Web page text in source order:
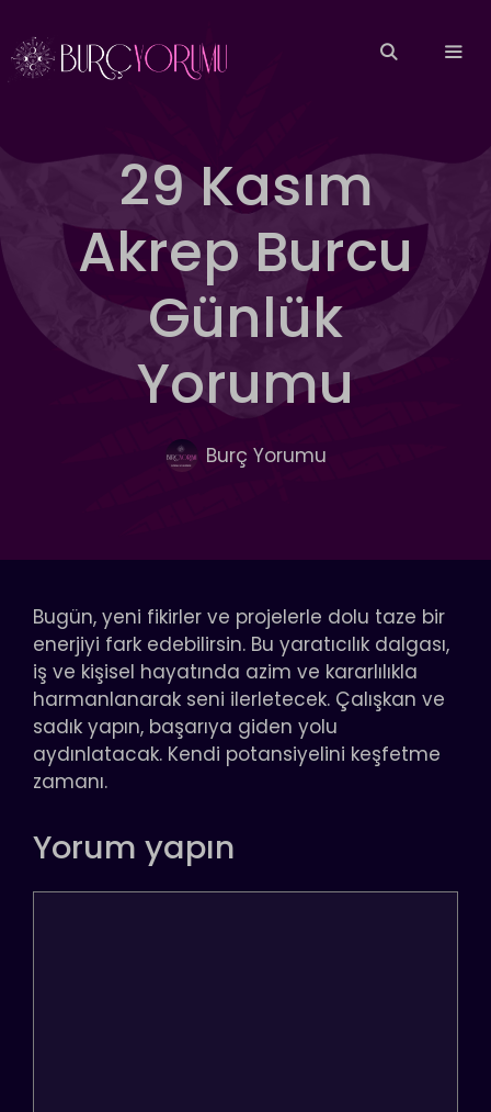
atla
29 Kasım
Akrep Burcu
Günlük
Yorumu
Burç Yorumu
Bugün, yeni fikirler ve projelerle dolu taze bir
enerjiyi fark edebilirsin. Bu yaratıcılık dalgası,
iş ve kişisel hayatında azim ve kararlılıkla
harmanlanarak seni ilerletecek. Çalışkan ve
sadık yapın, başarıya giden yolu
aydınlatacak. Kendi potansiyelini keşfetme
zamanı.
Yorum yapın